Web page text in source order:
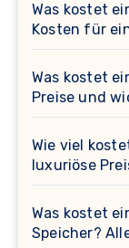
Was kostet
Kosten für
Was kostet
Preise und
Wie viel
luxuriöse
Was kostet
Speicher?